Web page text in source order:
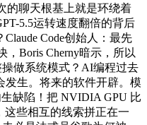
的聊天根基上就是环绕着
5.5运转速度翻倍的背后
Code创始人：最先
Boris Cherny暗示，所以
做系统模式？AI编程过去
发生。将来的软件开辟。模
缺陷！把 NVIDIA GPU 比
这些相互的线索拼正在一